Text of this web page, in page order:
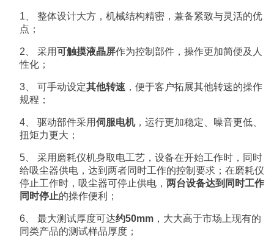
1、 整体设计大方，机械结构精密，兼备紧致与灵活的优
点；
2、 采用可触摸液晶屏作为控制部件，操作更加简便及人
性化；
3、 可手动设定其他转速 ，便于客户拓展其他转速的操作
规程；
4、 驱动部件采用伺服电机，运行更加稳定、噪音更低、
扭矩力更大；
5、 采用磨耗仪机身取电工艺，设备在开始工作时，同时
给吸尘器供电，达到两者同时工作的控制要求；在磨耗仪
停止工作时，吸尘器可停止供电， 两台设备达到同时工作
同时停止的操作便利；
6、 最大测试厚度可达约50mm ，大大高于市场上现有的
同类产品的测试样品厚度；